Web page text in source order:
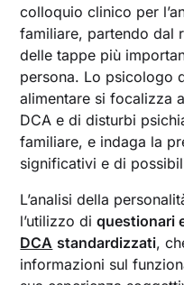
colloquio clinico per
familiare, partendo dal
delle tappe più
persona. Lo psicologo
alimentare si focalizza
DCA e di disturbi
familiare, e indaga la
significativi e di
L’analisi della
l’utilizzo diquestionari
DCA standardizzati,
informazioni sul